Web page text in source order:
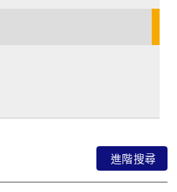
進階搜尋